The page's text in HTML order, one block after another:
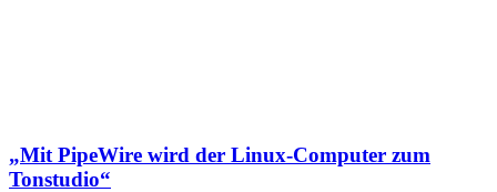
„Mit PipeWire wird der Linux-Computer zum
Tonstudio“